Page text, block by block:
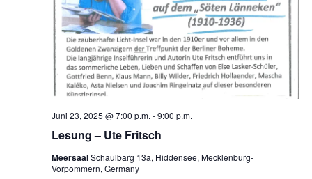
n
g
e
u
n
s
i
h
Lesung – Ute Fritsch
Juni 23, 2025 @ 7:00 p.m. -9:00 p.m.
MeersaalSchaulbarg 13a, Hiddensee, Mecklenburg-
Vorpommern, Germany